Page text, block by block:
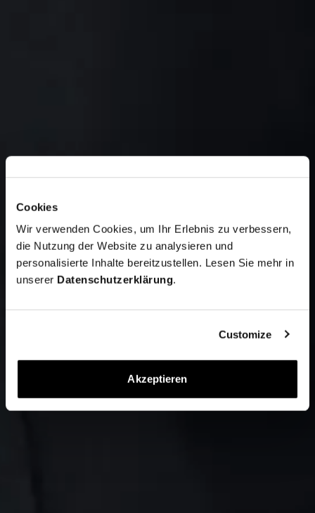
Cookies
Wir verwenden Cookies, um Ihr Erlebnis zu verbessern,
die Nutzung der Website zu analysieren und
personalisierte Inhalte bereitzustellen. Lesen Sie mehr in
unserer Datenschutzerklärung.
Customize
Akzeptieren